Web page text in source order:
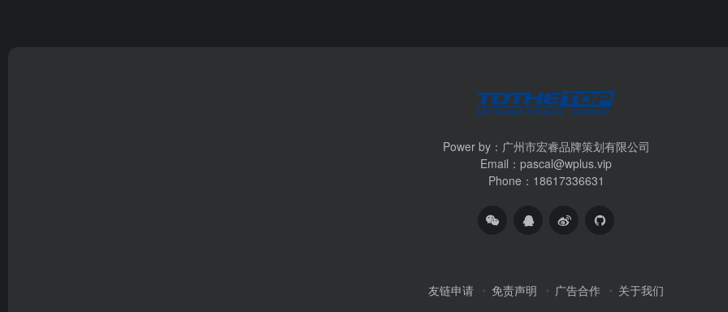
Power by：广州市宏睿品牌策划有限公司
Email：pascal@wplus.vip
Phone：18617336631
友链申请 免责声明 广告合作 关于我们